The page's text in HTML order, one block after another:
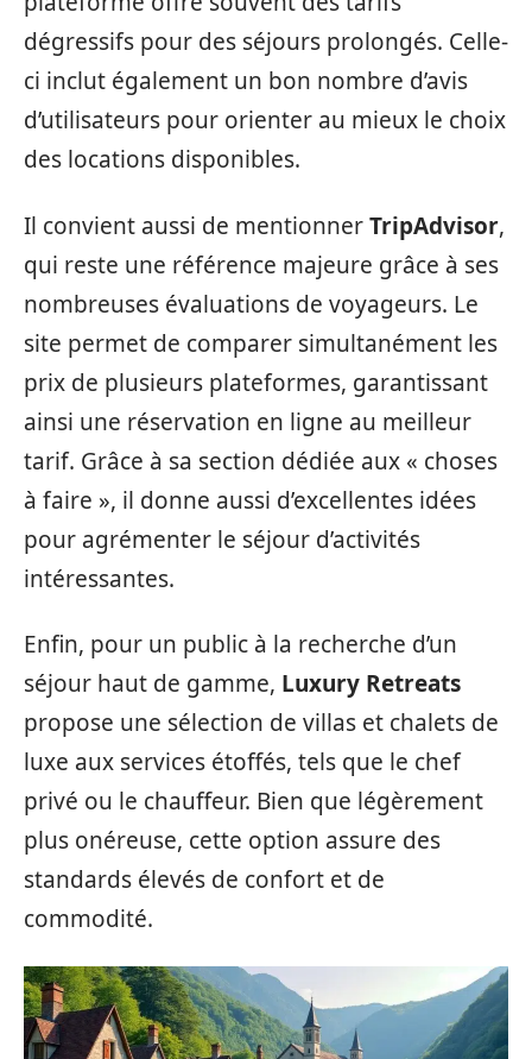
dégressifs pour des séjours prolongés. Celle-
ci inclut également un bon nombre d’avis
d’utilisateurs pour orienter au mieux le choix
des locations disponibles.
Il convient aussi de mentionnerTripAdvisor,
qui reste une référence majeure grâce à ses
nombreuses évaluations de voyageurs. Le
site permet de comparer simultanément les
prix de plusieurs plateformes, garantissant
ainsi une réservation en ligne au meilleur
tarif. Grâce à sa section dédiée aux « choses
à faire », il donne aussi d’excellentes idées
pour agrémenter le séjour d’activités
intéressantes.
Enfin, pour un public à la recherche d’un
séjour haut de gamme, Luxury Retreats
propose une sélection de villas et chalets de
luxe aux services étoffés, tels que le chef
privé ou le chauffeur. Bien que légèrement
plus onéreuse, cette option assure des
standards élevés de confort et de
commodité.